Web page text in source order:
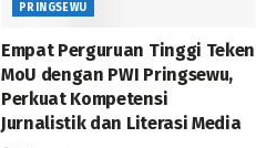
PRINGSEWU
Empat Perguruan Tinggi Teken
MoU dengan PWI Pringsewu,
Perkuat Kompetensi
Jurnalistik dan Literasi Media